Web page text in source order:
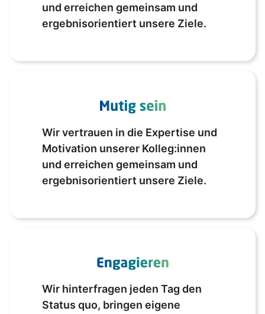
und erreichen gemeinsam und
ergebnisorientiert unsere Ziele.
Wir vertrauen in die Expertise und
Motivation unserer Kolleg:innen
und erreichen gemeinsam und
ergebnisorientiert unsere Ziele.
Wir hinterfragen jeden Tag den
Status quo, bringen eigene